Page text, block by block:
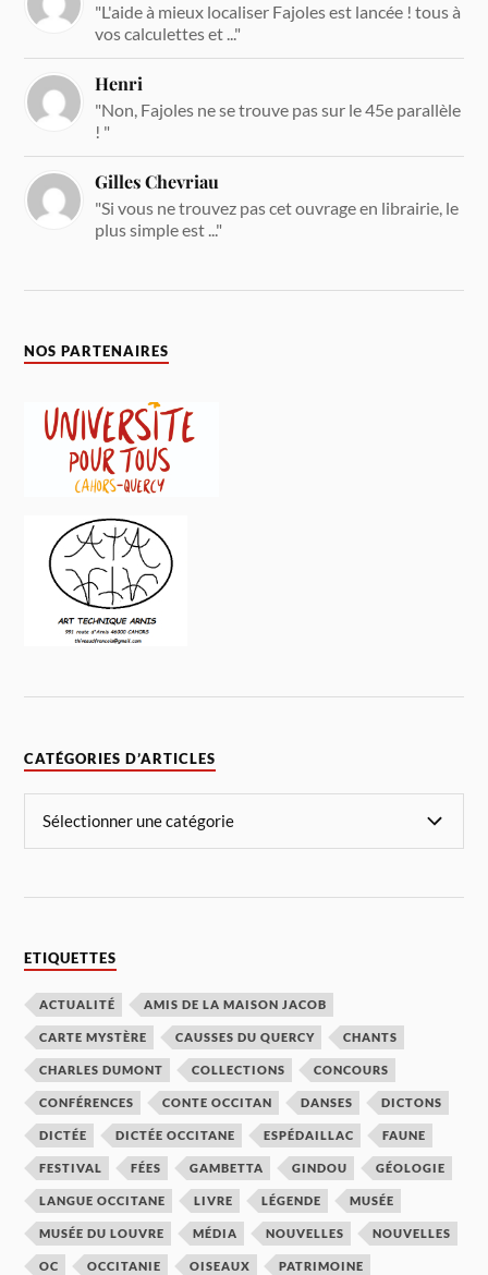
"L'aide à mieux localiser Fajoles est lancée ! tous à
vos calculettes et ..."
Henri
"Non, Fajoles ne se trouve pas sur le 45e parallèle
! "
Gilles Chevriau
"Si vous ne trouvez pas cet ouvrage en librairie, le
plus simple est ..."
NOS PARTENAIRES
CATÉGORIES D’ARTICLES
ETIQUETTES
ACTUALITÉ AMIS DE LA MAISON JACOB
CARTE MYSTÈRE CAUSSES DU QUERCY CHANTS
CHARLES DUMONT COLLECTIONS CONCOURS
CONFÉRENCES CONTE OCCITAN DANSES DICTONS
DICTÉE DICTÉE OCCITANE ESPÉDAILLAC FAUNE
FESTIVAL FÉES GAMBETTA GINDOU GÉOLOGIE
LANGUE OCCITANE LIVRE LÉGENDE MUSÉE
MUSÉE DU LOUVRE MÉDIA NOUVELLES NOUVELLES
OC OCCITANIE OISEAUX PATRIMOINE